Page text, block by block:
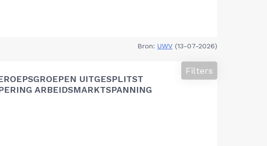
Bron: UWV (13-07-2026)
UITGESPLITST
ARBEIDSMARKTSPANNING
Filters